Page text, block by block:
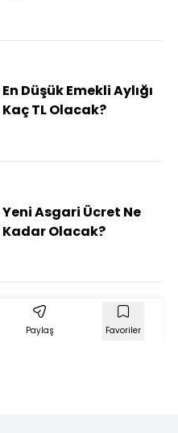
En Düşük Emekli Aylığı
Kaç TL Olacak?
Yeni Asgari Ücret Ne
Kadar Olacak?
Paylaş Favoriler